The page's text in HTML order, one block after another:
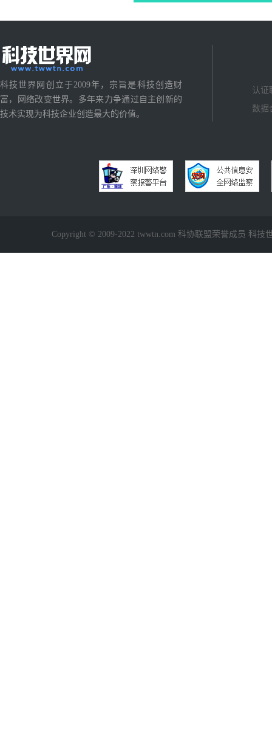
科技世界网创立于2009年，宗旨是科技创造财
富，网络改变世界。多年来力争通过自主创新的
技术实现为科技企业创造最大的价值。
认证
数据
Copyright © 2009-2022 twwtn.com 科协联盟荣誉成员 科